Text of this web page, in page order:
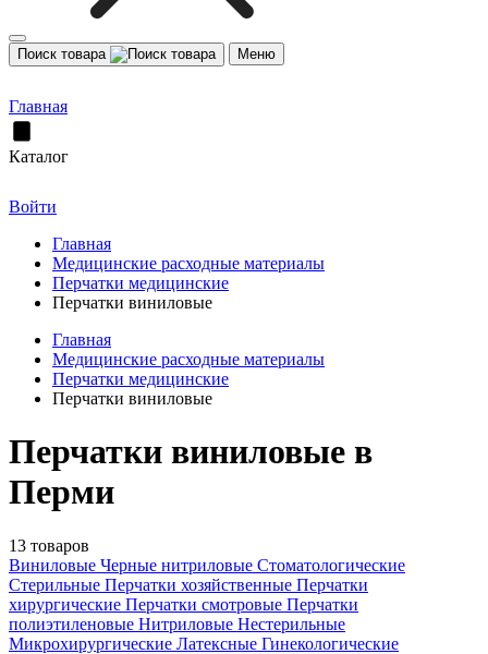
Поиск товара Меню
Главная
Каталог
Войти
Главная
Медицинские расходные материалы
Перчатки медицинские
Перчатки виниловые
Главная
Медицинские расходные материалы
Перчатки медицинские
Перчатки виниловые
Перчатки виниловые в
Перми
13 товаров
Виниловые Черные нитриловые Стоматологические
Стерильные Перчатки хозяйственные Перчатки
хирургические Перчатки смотровые Перчатки
полиэтиленовые Нитриловые Нестерильные
Микрохирургические Латексные Гинекологические